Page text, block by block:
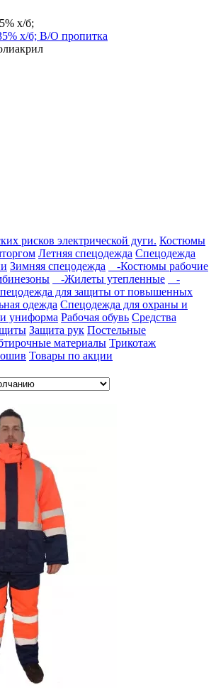
х/б;
х/б; В/О пропитка
рисков электрической дуги. Костюмы
Летняя спецодежда Спецодежда
Зимняя спецодежда
-Костюмы рабочие
-Жилеты утепленные
-
для защиты от повышенных
одежда Спецодежда для охраны и
униформа Рабочая обувь Средства
Защита рук Постельные
материалы Трикотаж
Товары по акции